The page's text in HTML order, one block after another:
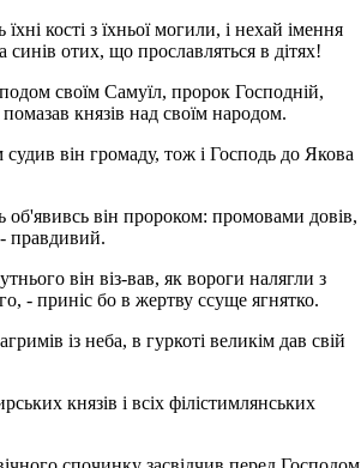
кості з їхньої могили, і нехай імення
синів отих, що прославляться в дітях!
своїм Самуїл, пророк Господній,
помазав князів над своїм народом.
він громаду, тож і Господь до Якова
об'явивсь він пророком: промовами довів,
правдивий.
він віз-вав, як вороги налягли з
- приніс бо в жертву ссуще ягнятко.
із неба, в гуркоті великім дав свій
князів і всіх філістимлянських